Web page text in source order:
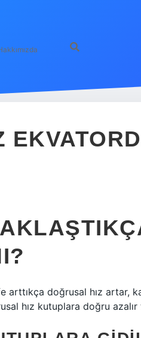
arttıkça doğrusal hız artar,
hız kutuplara doğru